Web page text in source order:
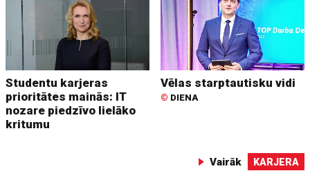
Studentu karjeras
prioritātes mainās: IT
nozare piedzīvo lielāko
kritumu
Vēlas starptautisku vidi
© DIENA
Vairāk KARJERA